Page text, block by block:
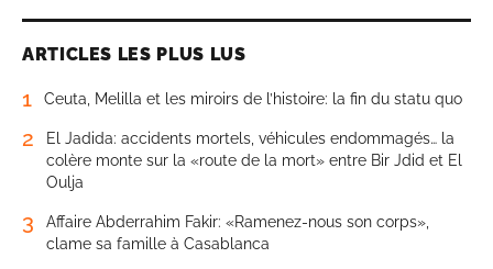
ARTICLES LES PLUS LUS
1 Ceuta, Melilla et les miroirs de l’histoire: la fin du statu quo
2
El Jadida: accidents mortels, véhicules endommagés… la
colère monte sur la «route de la mort» entre Bir Jdid et El
Oulja
3
Affaire Abderrahim Fakir: «Ramenez-nous son corps»,
clame sa famille à Casablanca